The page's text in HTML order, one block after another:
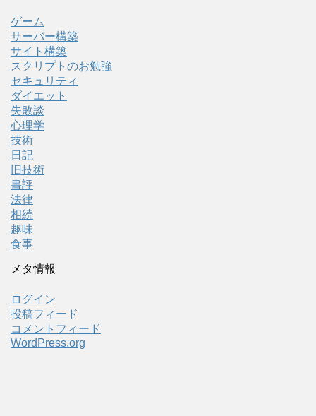
ゲーム
サーバー構築
サイト構築
スクリプトのお勉強
セキュリティ
ダイエット
失敗談
心理学
技術
日記
旧技術
書評
法律
相続
趣味
食事
メタ情報
ログイン
投稿フィード
コメントフィード
WordPress.org